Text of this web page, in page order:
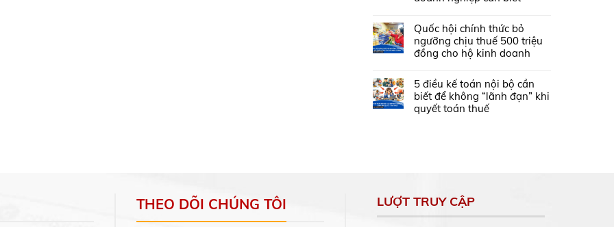
Quốc hội chính thức bỏ
ngưỡng chịu thuế 500 triệu
đồng cho hộ kinh doanh
5 điều kế toán nội bộ cần
biết để không “lãnh đạn” khi
quyết toán thuế
THEO DÕI CHÚNG TÔI LƯỢT TRUY CẬP